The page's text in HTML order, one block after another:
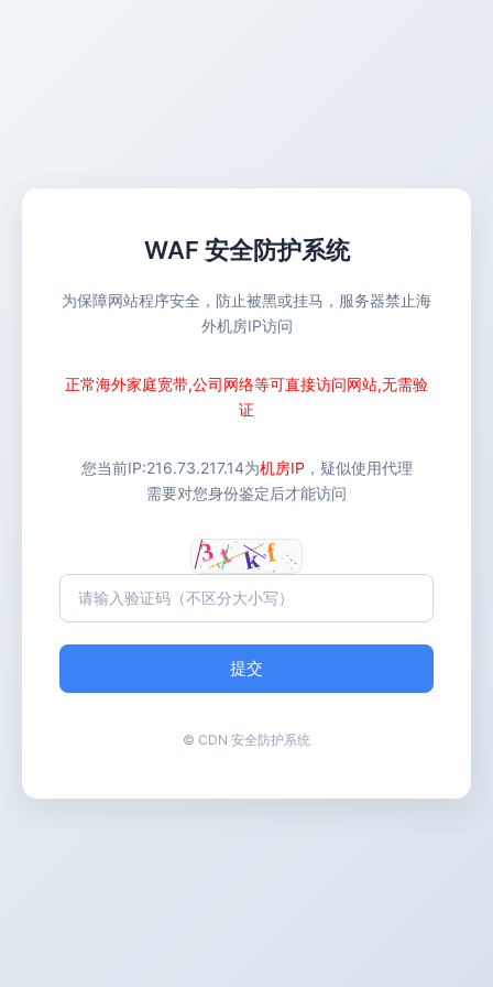
WAF 安全防护系统
为保障网站程序安全，防止被黑或挂马，服务器禁止海
外机房IP访问
正常海外家庭宽带,公司网络等可直接访问网站,无需验
证
您当前IP:216.73.217.14为机房IP ，疑似使用代理
需要对您身份鉴定后才能访问
提交
© CDN 安全防护系统